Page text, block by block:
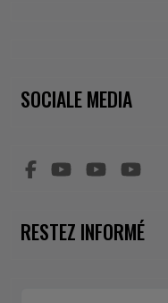
SOCIALE MEDIA
RESTEZ INFORMÉ